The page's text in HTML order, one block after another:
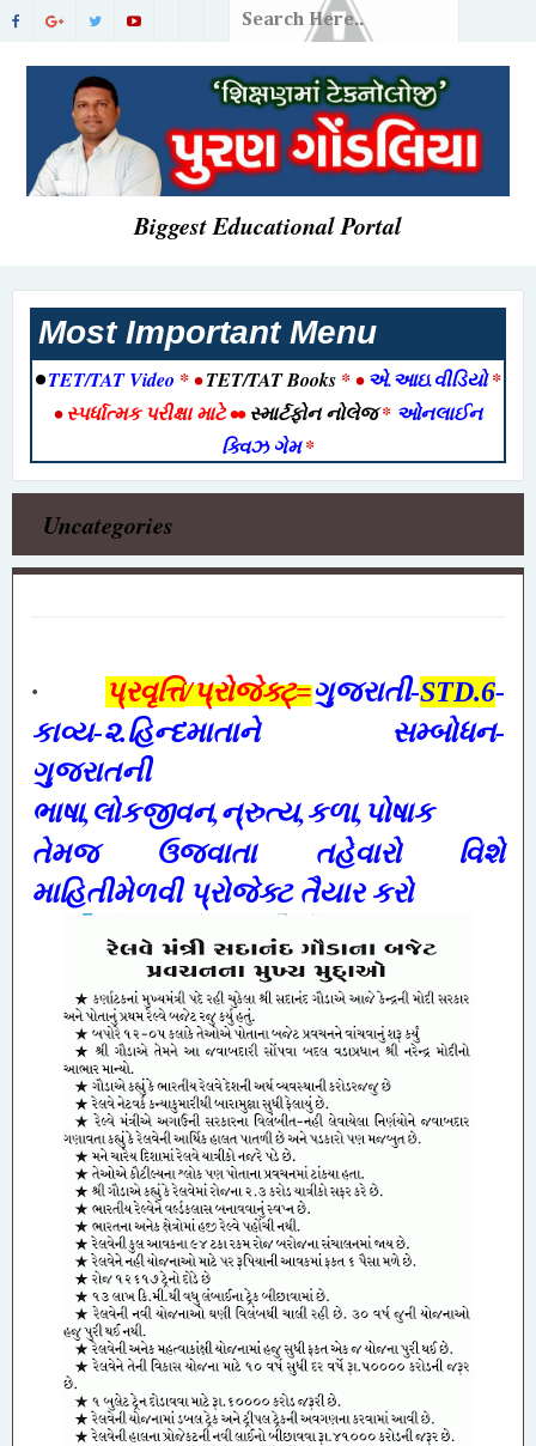
Biggest Educational Portal
Most Important Menu
•TET/TAT Video * •TET/TAT Books * •એ.આઇ.વીડિયો*
•સ્પર્ધાત્મક પરીક્ષા માટે••સ્માર્ટફોન નોલેજ* ઓનલાઈન
ક્વિઝ ગેમ*
Uncategories
· પ્રવૃત્તિ/પ્રોજેક્ટ્=ગુજરાતી-STD.6-
કાવ્ય-૨.હિન્દમાતાને
સમ્બોધન-
ગુજરાતની
ભાષા,લોકજીવન,ન્રુત્ય,કળા, પોષાક
તેમજ ઉજવાતા તહેવારો
વિશે
માહિતીમેળવી પ્રોજેક્ટ તૈયાર કરો